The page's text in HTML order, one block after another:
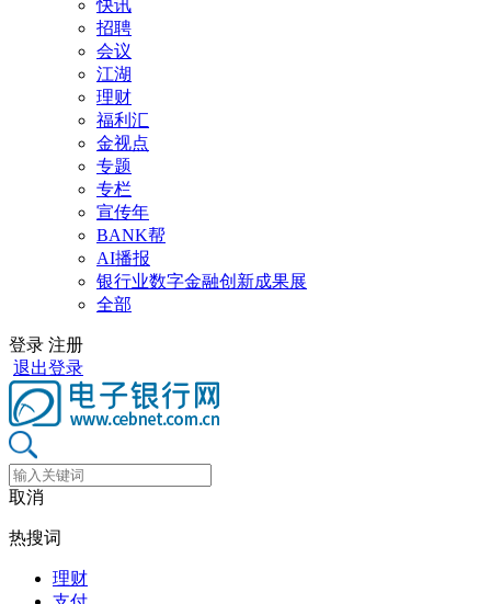
快讯
招聘
会议
江湖
理财
福利汇
金视点
专题
专栏
宣传年
BANK帮
AI播报
银行业数字金融创新成果展
全部
登录 注册
退出登录
取消
热搜词
理财